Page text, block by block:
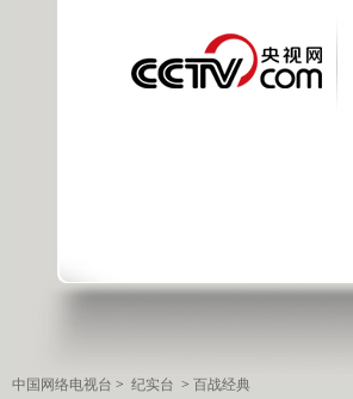
中国网络电视台 > 纪实台 > 百战经典